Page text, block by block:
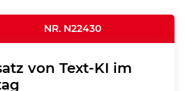
NR. N22430
von Text-KI im